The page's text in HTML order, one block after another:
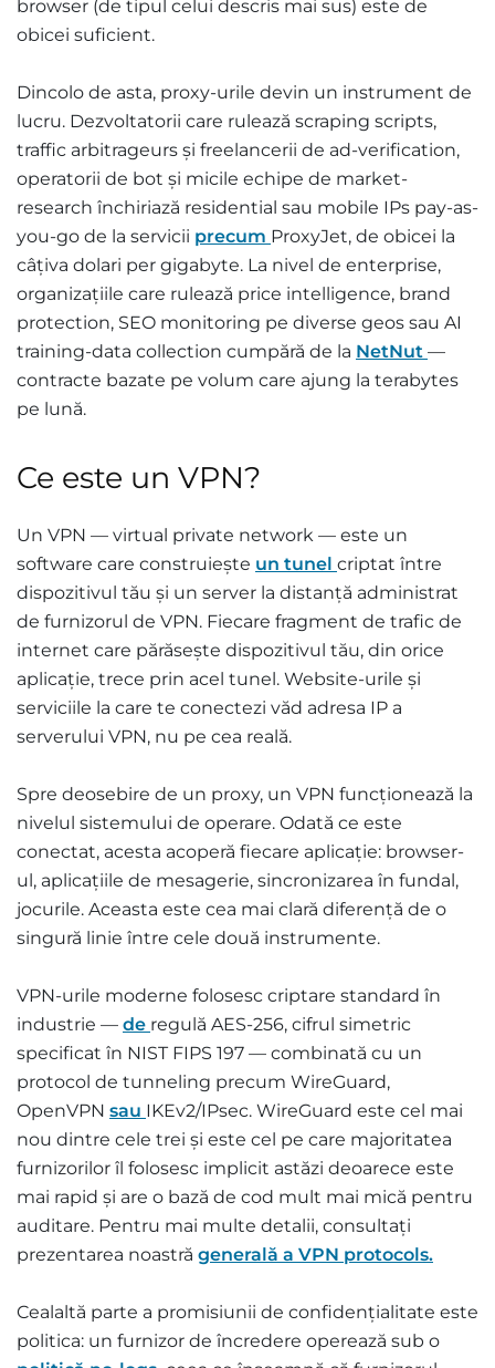
browser (de tipul celui descris mai sus) este de
obicei suficient.
Dincolo de asta, proxy-urile devin un instrument de
lucru. Dezvoltatorii care rulează scraping scripts,
traffic arbitrageurs și freelancerii de ad-verification,
operatorii de bot și micile echipe de market-
research închiriază residential sau mobile IPs pay-as-
you-go de la servicii precum ProxyJet, de obicei la
câțiva dolari per gigabyte. La nivel de enterprise,
organizațiile care rulează price intelligence, brand
protection, SEO monitoring pe diverse geos sau AI
training-data collection cumpără de la NetNut —
contracte bazate pe volum care ajung la terabytes
pe lună.
Ce este un VPN?
Un VPN — virtual private network — este un
software care construiește un tunel criptat între
dispozitivul tău și un server la distanță administrat
de furnizorul de VPN. Fiecare fragment de trafic de
internet care părăsește dispozitivul tău, din orice
aplicație, trece prin acel tunel. Website-urile și
serviciile la care te conectezi văd adresa IP a
serverului VPN, nu pe cea reală.
Spre deosebire de un proxy, un VPN funcționează la
nivelul sistemului de operare. Odată ce este
conectat, acesta acoperă fiecare aplicație: browser-
ul, aplicațiile de mesagerie, sincronizarea în fundal,
jocurile. Aceasta este cea mai clară diferență de o
singură linie între cele două instrumente.
VPN-urile moderne folosesc criptare standard în
industrie — de regulă AES-256, cifrul simetric
specificat în NIST FIPS 197 — combinată cu un
protocol de tunneling precum WireGuard,
OpenVPN sau IKEv2/IPsec. WireGuard este cel mai
nou dintre cele trei și este cel pe care majoritatea
furnizorilor îl folosesc implicit astăzi deoarece este
mai rapid și are o bază de cod mult mai mică pentru
auditare. Pentru mai multe detalii, consultați
prezentarea noastră generală a VPN protocols.
Cealaltă parte a promisiunii de confidențialitate este
politica: un furnizor de încredere operează sub o